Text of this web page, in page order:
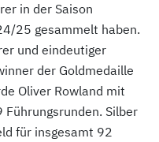
in der Saison
25 gesammelt haben.
und eindeutiger
der Goldmedaille
Oliver Rowland mit
Führungsrunden. Silber
für insgesamt 92